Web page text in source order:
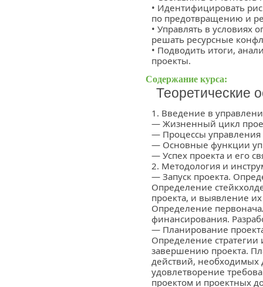
• Идентифицировать
по предотвращению и
• Управлять в условиях
решать ресурсные
• Подводить итоги,
проекты.
Содержание курса:
Теоретические
1. Введение в
— Жизненный цикл
— Процессы управления
— Основные функции
— Успех проекта и его
2. Методология и
— Запуск проекта.
Определение
проекта, и выявление
Определение
финансирования.
— Планирование
Определение
завершению проекта.
действий, необходимых
удовлетворение
проектом и проектных